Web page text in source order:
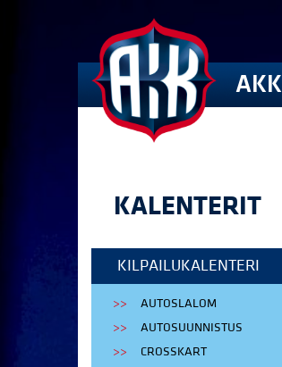
AKK
KALENTERIT
KILPAILUKALENTERI
AUTOSLALOM
AUTOSUUNNISTUS
CROSSKART